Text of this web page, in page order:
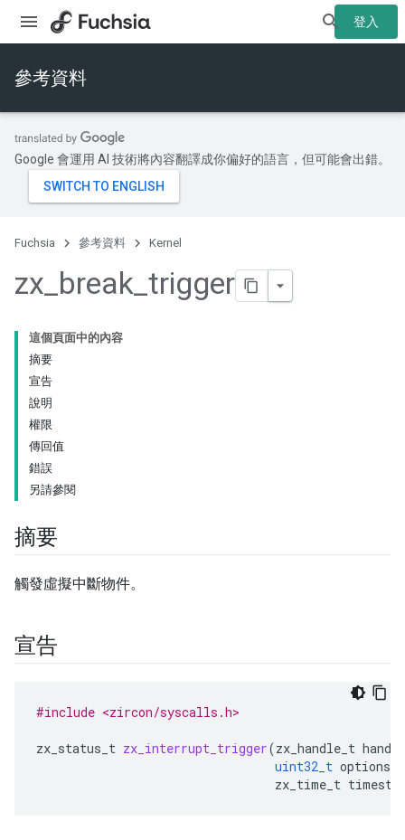
登入
參考資料
Google 會運用 AI 技術將內容翻譯成你偏好的語言，但可能會出錯。
Fuchsia 參考資料 Kernel
zx_break_trigger
這個頁面中的內容
摘要
宣告
說明
權限
傳回值
錯誤
另請參閱
摘要
觸發虛擬中斷物件。
宣告
#include <zircon/syscalls.h>
zx_status_t zx_interrupt_trigger(zx_handle_t handle
uint32_t options
zx_time_t